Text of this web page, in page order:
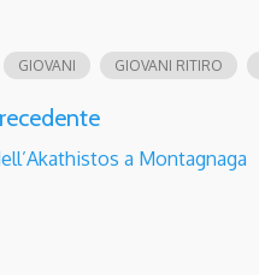
GIOVANI GIOVANI RITIRO
a Montagnaga